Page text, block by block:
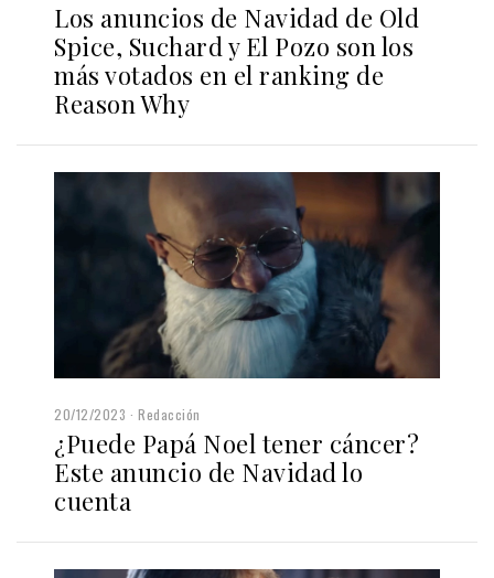
Los anuncios de Navidad de Old
Spice, Suchard y El Pozo son los
más votados en el ranking de
Reason Why
20/12/2023 Redacción
¿Puede Papá Noel tener cáncer?
Este anuncio de Navidad lo
cuenta